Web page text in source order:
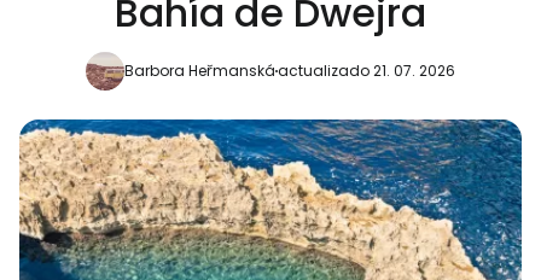
Bahía de Dwejra
Barbora Heřmanskáactualizado 21. 07. 2026
... la comunidad mundial de viajeros
Continuar con Facebook